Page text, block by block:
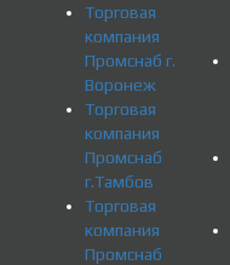
Торговая
компания
Промснаб г.
Воронеж
Торговая
компания
Промснаб
г.Тамбов
Торговая
компания
Промснаб